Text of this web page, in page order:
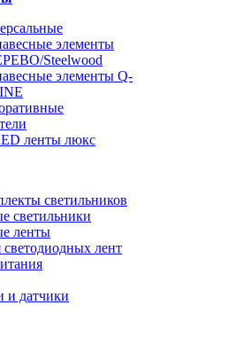
элементы
Steelwood
элементы Q-
светильников
светильники
ленты
лент
и датчики